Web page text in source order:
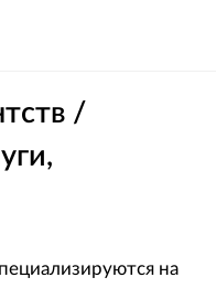
/
на